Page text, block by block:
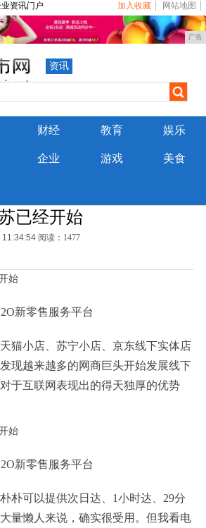
资讯门户 加入收藏 网站地图
广告
资讯
财经 教育 娱乐
企业 游戏 美食
已经开始
11:34:54 阅读：1477
新零售服务平台
猫小店、苏宁小店、京东线下实体店
现越来越多的网商巨头开始发展线下
于互联网表现出的得天独厚的优势
新零售服务平台
朴可以提供次日达、1小时达、29分
量懒人来说，确实很受用。但我看电